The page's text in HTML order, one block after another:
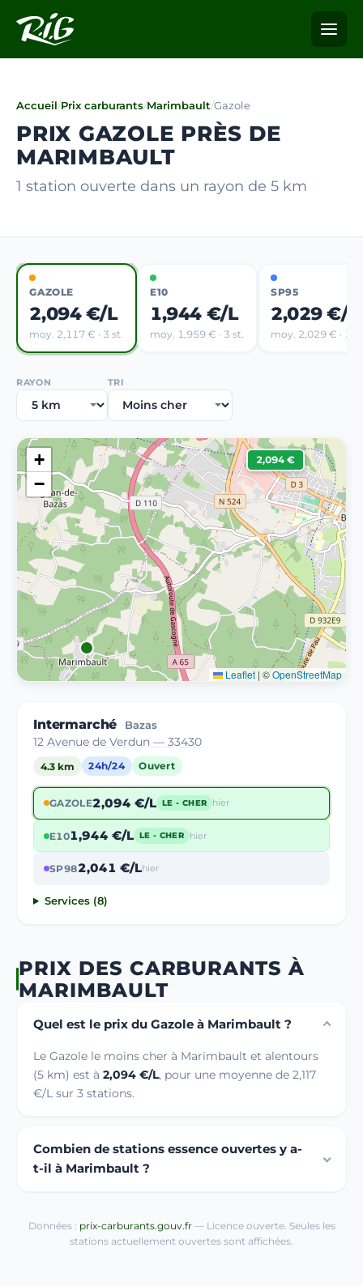
Accueil/Prix carburants/Marimbault/Gazole
PRIX GAZOLE PRÈS DE
MARIMBAULT
1 station ouverte dans un rayon de 5 km
GAZOLE
2,094 €/L
moy. 2,117 € · 3 st.
E10
1,944 €/L
moy. 1,959 € · 3 st.
SP95
2,029 €/L
moy. 2,029 € · 1
RAYON TRI
2,094 €
+
−
Leaflet | ©OpenStreetMap
Intermarché Bazas
12 Avenue de Verdun — 33430
4.3 km 24h/24 Ouvert
GAZOLE2,094 €/L LE - CHER hier
E101,944 €/L LE - CHER hier
SP982,041 €/Lhier
Services (8)
PRIX DES CARBURANTS À
MARIMBAULT
Quel est le prix du Gazole à Marimbault ?
Le Gazole le moins cher à Marimbault et alentours
(5 km) est à 2,094 €/L, pour une moyenne de 2,117
€/L sur 3 stations.
Combien de stations essence ouvertes y a-
t-il à Marimbault ?
Données : prix-carburants.gouv.fr— Licence ouverte. Seules les
stations actuellement ouvertes sont affichées.